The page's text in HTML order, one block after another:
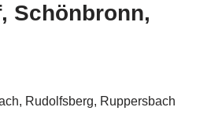
Schönbronn,
Rudolfsberg, Ruppersbach